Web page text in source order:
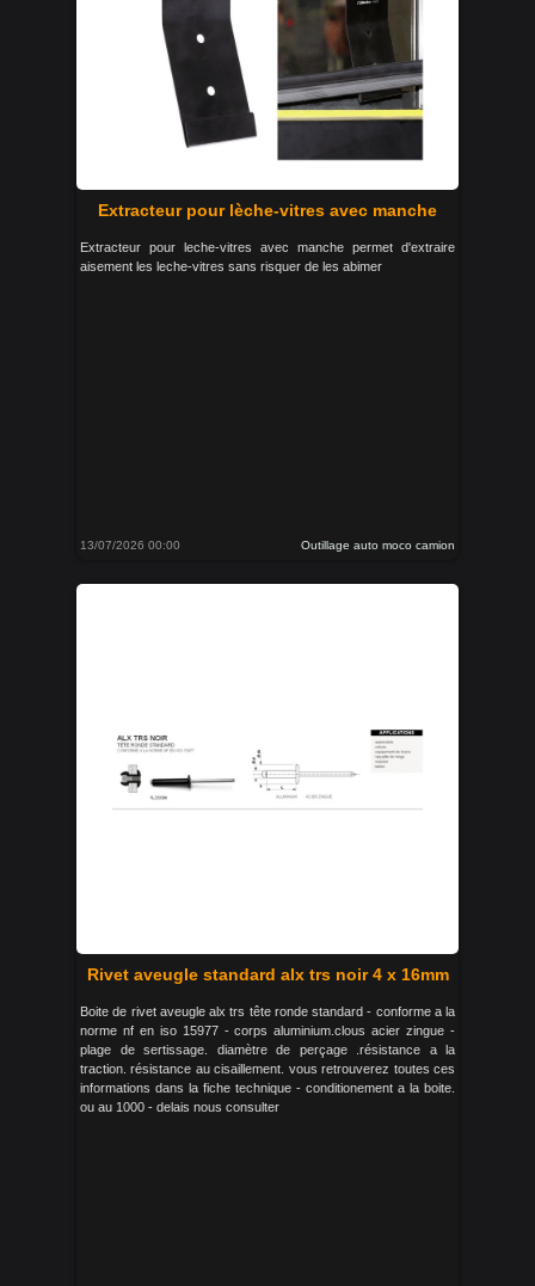
Extracteur pour lèche-vitres avec manche
Extracteur pour leche-vitres avec manche permet d'extraire
aisement les leche-vitres sans risquer de les abimer
13/07/2026 00:00 Outillage auto moco camion
Rivet aveugle standard alx trs noir 4 x 16mm
Boite de rivet aveugle alx trs tête ronde standard - conforme a la
norme nf en iso 15977 - corps aluminium.clous acier zingue -
plage de sertissage. diamètre de perçage .résistance a la
traction. résistance au cisaillement. vous retrouverez toutes ces
informations dans la fiche technique - conditionement a la boite.
ou au 1000 - delais nous consulter